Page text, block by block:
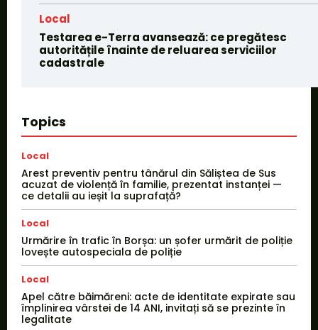
Local
Testarea e-Terra avansează: ce pregătesc
autoritățile înainte de reluarea serviciilor
cadastrale
Topics
Local
Arest preventiv pentru tânărul din Săliștea de Sus
acuzat de violență în familie, prezentat instanței —
ce detalii au ieșit la suprafață?
Local
Urmărire în trafic în Borșa: un șofer urmărit de poliție
lovește autospeciala de poliție
Local
Apel către băimăreni: acte de identitate expirate sau
împlinirea vârstei de 14 ANI, invitați să se prezinte în
legalitate